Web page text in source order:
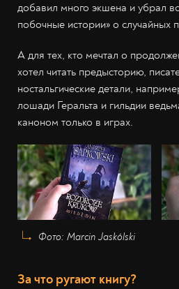
добавил много экшена и убрал
побочные истории» о случайных
А для тех, кто мечтал о
хотел читать предысторию,
ностальгические детали,
лошади Геральта и гильдии
каноном только в играх.
Фото: Marcin Jaskólski
За что ругают книгу?